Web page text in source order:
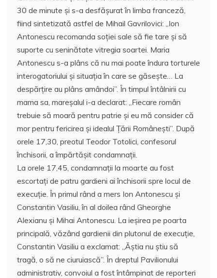
30 de minute şi s-a desfăşurat în limba franceză,
fiind sintetizată astfel de Mihail Gavrilovici: ,,Ion
Antonescu recomanda soţiei sale să fie tare şi să
suporte cu seninătate vitregia soartei. Maria
Antonescu s-a plâns că nu mai poate îndura torturele
interogatoriului şi situaţia în care se găseşte… La
despărţire au plâns amândoi”. În timpul întâlnirii cu
mama sa, mareşalul i-a declarat: ,,Fiecare român
trebuie să moară pentru patrie şi eu mă consider că
mor pentru fericirea şi idealul Ţării Româneşti”. După
orele 17,30, preotul Teodor Totolici, confesorul
închisorii, a împărtăşit condamnaţii.
La orele 17,45, condamnaţii la moarte au fost
escortaţi de patru gardieni ai închisorii spre locul de
execuţie. În primul rând a mers Ion Antonescu şi
Constantin Vasiliu, în al doilea rând Gheorghe
Alexianu şi Mihai Antonescu. La ieşirea pe poarta
principală, văzând gardienii din plutonul de execuţie,
Constantin Vasiliu a exclamat: ,,Ăştia nu ştiu să
tragă, o să ne ciuruiască”. În dreptul Pavilionului
administrativ, convoiul a fost întâmpinat de reporteri